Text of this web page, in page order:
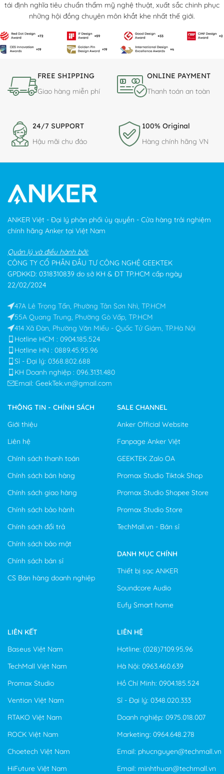
tái định nghĩa tiêu chuẩn thẩm mỹ nghệ thuật, xuất sắc chinh phục
những hội đồng chuyên môn khắt khe nhất thế giới.
FREE SHIPPING
Giao hàng miễn phí
ONLINE PAYMENT
Thanh toán an toàn
24/7 SUPPORT
Hậu mãi chu đáo
100% Original
Hàng chính hãng VN
ANKER Việt - Đại lý phân phối ủy quyền - Cửa hàng trải nghiệm
chính hãng Anker tại Việt Nam
Quản lý và điều hành bởi:
CÔNG TY CỔ PHẦN ĐẦU TƯ CÔNG NGHỆ GEEKTEK
GPDKKD: 0318310839 do sở KH & ĐT TP.HCM cấp ngày
22/02/2024
47A Lê Trọng Tấn, Phường Tân Sơn Nhì, TP.HCM
55A Quang Trung, Phường Gò Vấp, TP.HCM
414 Xã Đàn, Phường Văn Miếu - Quốc Tử Giám, TP.Hà Nội
Hotline HCM : 0904.185.524
Hotline HN : 0889.45.95.96
Sỉ - Đại lý: 0368.802.688​
KH Doanh nghiệp : 096.3131.480
Email: GeekTek.vn@gmail.com
THÔNG TIN - CHÍNH SÁCH
Giới thiệu
Liên hệ
Chính sách thanh toán
Chính sách bán hàng
Chính sách giao hàng
Chính sách bảo hành
Chính sách đổi trả
Chính sách bảo mật
Chính sách bán sỉ
CS Bán hàng doanh nghiệp
SALE CHANNEL
Anker Official Website
Fanpage Anker Việt
GEEKTEK Zalo OA
Promax Studio Tiktok Shop
Promax Studio Shopee Store
Promax Studio Store
TechMall.vn - Bán sỉ
DANH MỤC CHÍNH
Thiết bị sạc ANKER
Soundcore Audio
Eufy Smart home
LIÊN KẾT
Baseus Việt Nam
TechMall Việt Nam
Promax Studio
Vention Việt Nam
RTAKO Việt Nam
ROCK Việt Nam
Choetech Việt Nam
HiFuture Việt Nam
LIÊN HỆ
Hotline: (028)7109.95.96
Hà Nội: 0963.460.639
Hồ Chí Minh: 0904.185.524
Sỉ - Đại lý: 0348.020.333
Doanh nghiệp: 0975.018.007
Marketing: 0964.648.278
Email: phucnguyen@techmall.vn
Email: minhthuan@techmall.vn